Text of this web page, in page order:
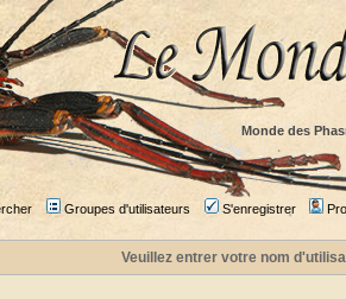
Monde des
Groupes d'utilisateurs S'enregistrer
Veuillez entrer votre nom